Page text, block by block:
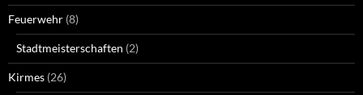
Feuerwehr (8)
Stadtmeisterschaften (2)
Kirmes (26)